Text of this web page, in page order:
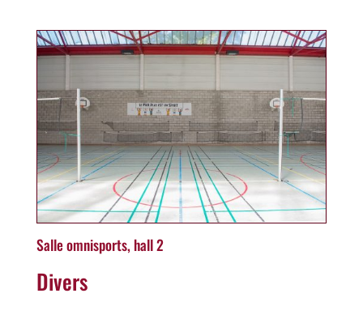
Salle omnisports, hall 2
Divers